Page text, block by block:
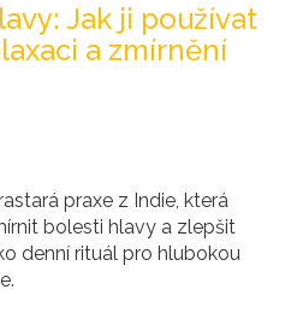
Jak ji používat
a zmírnění
praxe z Indie, která
bolesti hlavy a zlepšit
denní rituál pro hlubokou